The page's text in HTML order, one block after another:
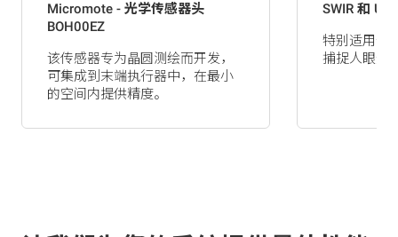
Micromote - 光学传感器头
BOH00EZ
该传感器专为晶圆测绘而开发，
可集成到末端执行器中，在最小
的空间内提供精度。
SWIR 和 UV
特别适用于
捕捉人眼无